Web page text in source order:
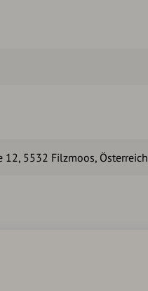
12, 5532 Filzmoos, Österreich